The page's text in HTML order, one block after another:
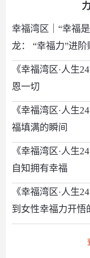
幸福湾区｜“幸福
龙： “幸福力”进
《幸福湾区·人生
恩一切
《幸福湾区·人生
福填满的瞬间
《幸福湾区·人生
自知拥有幸福
《幸福湾区·人生
到女性幸福力开悟